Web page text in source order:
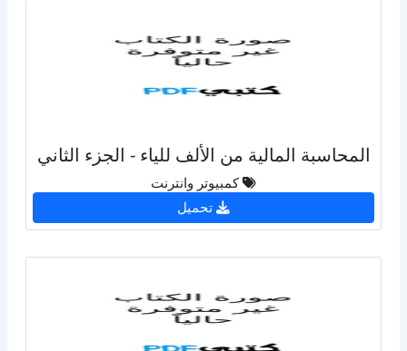
المحاسبة المالية من الألف للياء - الجزء الثاني
كمبيوتر وانترنت
تحميل